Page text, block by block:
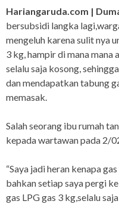
Hariangaruda.com |
bersubsidi langka
mengeluh karena sulit nya
3 kg, hampir di mana mana
selalu saja kosong,
dan mendapatkan tabung
memasak.
Salah seorang ibu rumah
kepada wartawan pada 2/
“Saya jadi heran kenapa
bahkan setiap saya pergi
gas LPG gas 3 kg,selalu